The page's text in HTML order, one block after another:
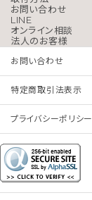
お問い合わせ
LINE
オンライン相談
法人のお客様
お問い合わせ
特定商取引法表示
プライバシーポリシー